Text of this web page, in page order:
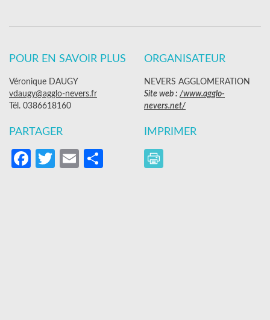
POUR EN SAVOIR PLUS
Véronique DAUGY
vdaugy@agglo-nevers.fr
Tél. 0386618160
ORGANISATEUR
NEVERS AGGLOMERATION
Site web : /www.agglo-
nevers.net/
PARTAGER
Facebook
Twitter
EmailPartager
IMPRIMER